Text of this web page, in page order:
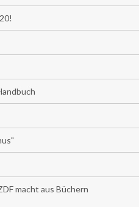
macht aus Büchern